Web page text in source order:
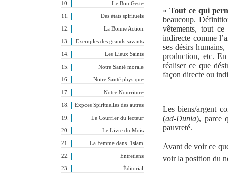
Le Bon Geste
Des états spirituels
La Bonne Action
Exemples des grands savants
Les Lieux Saints
Notre Santé morale
Notre Santé physique
Notre Nourriture
Expces Spirituelles des autres
Le Courrier du lecteur
Le Livre du Mois
La Femme dans l'Islam
Entretiens
Éditorial
«Tout ce qui
beaucoup.
vêtements, tout
indirecte comme
ses désirs
production, etc.
réaliser ce que
façon directe ou
Les biens/argent
(ad-Dunia), parce
pauvreté.
Avant de voir ce
voir la position du